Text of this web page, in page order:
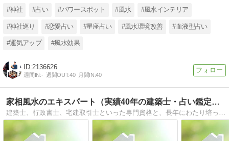
#神社 #占い #パワースポット #風水 #風水インテリア
#神社巡り #恋愛占い #星座占い #風水環境改善 #血液型占い
#運気アップ #風水効果
2136626
週間IN:- 週間OUT:40 月間IN:40
家相風水のエキスパート（実績40年の建築士・占い鑑定士）
建築士、行政書士、宅建取引士といった専門資格と、長年にわたり培ってきた東洋占術の知恵を融合させた完全オーダーメイドの対処法で、あなたの住まいのお悩みを解決して運気アップのお手伝いをします。